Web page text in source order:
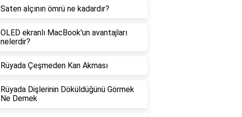
Saten alçının ömrü ne kadardır?
OLED ekranlı MacBook'un avantajları
nelerdir?
Rüyada Çeşmeden Kan Akması
Rüyada Dişlerinin Döküldüğünü Görmek
Ne Demek